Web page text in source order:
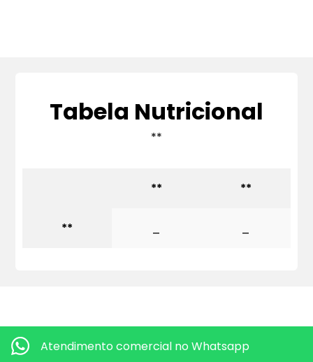
Tabela Nutricional
**
** **
**
Atendimento comercial no Whatsapp